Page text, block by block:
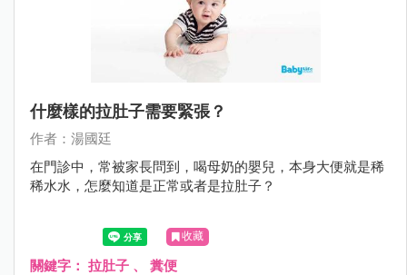
什麼樣的拉肚子需要緊張？
作者：湯國廷
在門診中，常被家長問到，喝母奶的嬰兒，本身大便就是稀
稀水水，怎麼知道是正常或者是拉肚子？
收藏
關鍵字： 拉肚子 、 糞便